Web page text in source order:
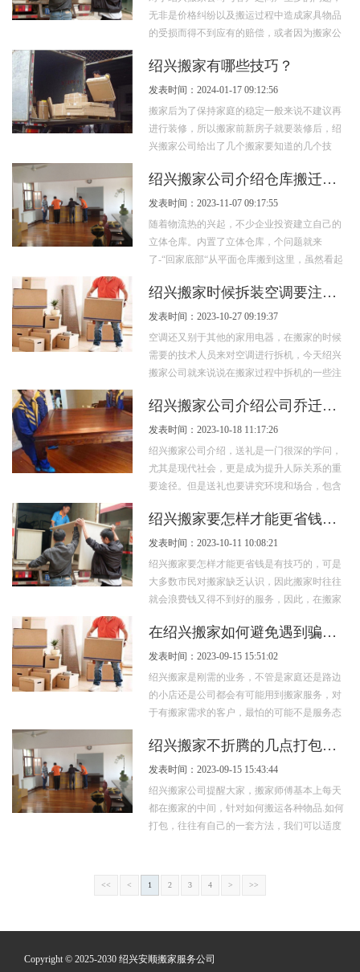
无非是价格纠纷以及搬运过程中造成家具物品
的受损而得不到应有的赔偿，或者因为搬家公
绍兴搬家有哪些技巧？
发表时间：2024-01-17 09:12:56
搬家后为了保持家庭的稳定一般来说不建议再
进行装修，所以搬家前新房子就要装修后，绍
兴搬家公司给出了几个搬家要知道的几个技
绍兴搬家公司介绍仓库搬迁有什么注意事项？
发表时间：2023-11-07 09:17:55
随着物流热的兴起，不少企业投资建立自己的
立体仓库。内置了立体仓库，个问题就来
了-“回家底部“从平面仓库搬到这里，虽然看起
司...
绍兴搬家时候拆装空调要注意的几点
发表时间：2023-10-27 09:19:37
空调还又别于其他的家用电器，在搬家的时候
需要的技术人员来对空调进行拆机，今天绍兴
搬家公司就来说说在搬家过程中拆机的一些注
绍兴搬家公司介绍公司乔迁之喜送什么礼物？
发表时间：2023-10-18 11:17:26
绍兴搬家公司介绍，送礼是一门很深的学问，
尤其是现代社会，更是成为提升人际关系的重
要途径。但是送礼也要讲究环境和场合，包含
析...
绍兴搬家要怎样才能更省钱是有技巧的
发表时间：2023-10-11 10:08:21
绍兴搬家要怎样才能更省钱是有技巧的，可是
大多数市民对搬家缺乏认识，因此搬家时往往
就会浪费钱又得不到好的服务，因此，在搬家
是...
在绍兴搬家如何避免遇到骗子搬家公司
发表时间：2023-09-15 15:51:02
绍兴搬家是刚需的业务，不管是家庭还是路边
的小店还是公司都会有可能用到搬家服务，对
于有搬家需求的客户，最怕的可能不是服务态
搬...
绍兴搬家不折腾的几点打包方法与流程
发表时间：2023-09-15 15:43:44
绍兴搬家公司提醒大家，搬家师傅基本上每天
都在搬家的中间，针对如何搬运各种物品.如何
打包，往往有自己的一套方法，我们可以适度
<< < 1 2 3 4 > >>
Copyright © 2025-2030 绍兴安顺搬家服务公司